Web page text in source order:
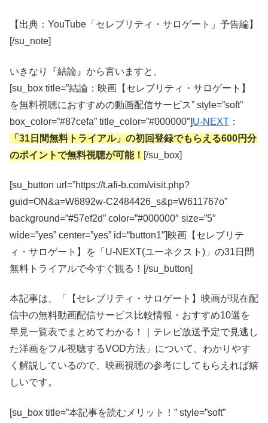
【出典：YouTube「セレブリティ・サロゲート」予告編】
[/su_note]
いきなり『結論』から言いますと、
[su_box title=”結論：映画【セレブリティ・サロゲート】
を無料視聴におすすめの動画配信サービス” style=”soft”
box_color=”#87cefa” title_color=”#000000″]U-NEXT ：
「31日間無料トライアル」の初回登録でもらえる600円分
のポイントで無料視聴が可能！ [/su_box]
[su_button url=”https://t.afi-b.com/visit.php?
guid=ON&a=W6892w-C2484426_s&p=W611767o”
background=”#57ef2d” color=”#000000″ size=”5″
wide=”yes” center=”yes” id=“button1″]映画【セレブリテ
ィ・サロゲート】を「U-NEXT(ユーネクスト)」の31日間
無料トライアルで今すぐ観る！[/su_button]
本記事は、「【セレブリティ・サロゲート】映画が現在配
信中の無料動画配信サービス比較情報・おすすめ10選を
早見一覧表でまとめてわかる！｜テレビ放送予定で見逃し
た洋画をフル視聴するVOD方法」について、わかりやす
く解説しているので、映画視聴の参考にしてもらえれば嬉
しいです。
[su_box title=”本記事を読むメリット！” style=”soft”